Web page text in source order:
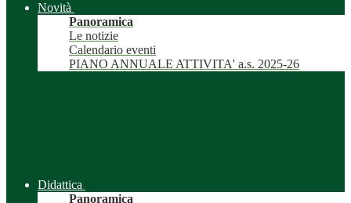
Novità
Panoramica
Le notizie
Calendario eventi
PIANO ANNUALE ATTIVITA' a.s. 2025-26
Didattica
Panoramica